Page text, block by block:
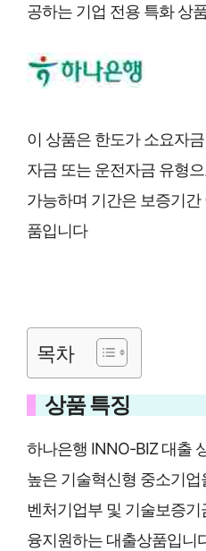
공하는 기업 전용 특화 상
이 상품은 한도가 소요자
자금 또는 운전자금 유형
가능하며 기간은 보증기
품입니다
목차
상품 특징
하나은행 INNO-BIZ 대출
높은 기술혁신형 중소기
벤처기업부 및 기술보증
융지원하는 대출상품입니